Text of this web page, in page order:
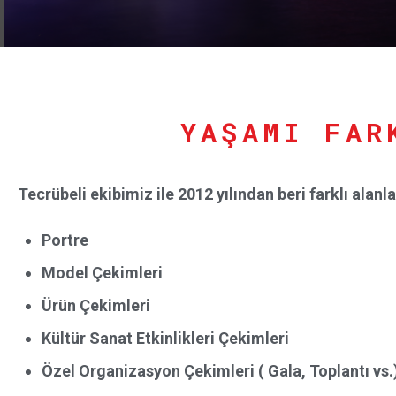
YAŞAMI
Tecrübeli ekibimiz ile 2012 yılından beri farklı
Portre
Model Çekimleri
Ürün Çekimleri
Kültür Sanat Etkinlikleri Çekimleri
Özel Organizasyon Çekimleri ( Gala, Toplantı